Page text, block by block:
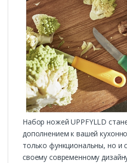
Набор ножей UPPFYLLD
дополнением к вашей
только функциональны, но и
своему современному